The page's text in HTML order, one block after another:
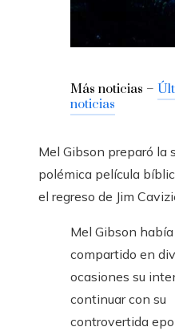
Más noticias –
noticias
Mel Gibson preparó la
polémica película
el regreso de Jim
Mel Gibson había
compartido en
ocasiones su
continuar con su
controvertida